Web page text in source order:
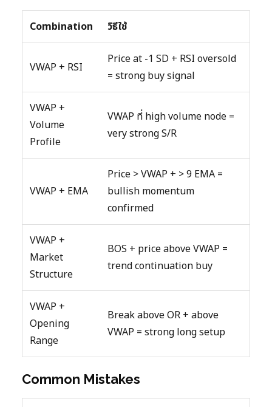
Combination วิธีใช้
VWAP + RSI
Price at -1 SD + RSI oversold
= strong buy signal
VWAP +
Volume
Profile
VWAP ที่ high volume node =
very strong S/R
VWAP + EMA
Price > VWAP + > 9 EMA =
bullish momentum
confirmed
VWAP +
Market
Structure
BOS + price above VWAP =
trend continuation buy
VWAP +
Opening
Range
Break above OR + above
VWAP = strong long setup
Common Mistakes